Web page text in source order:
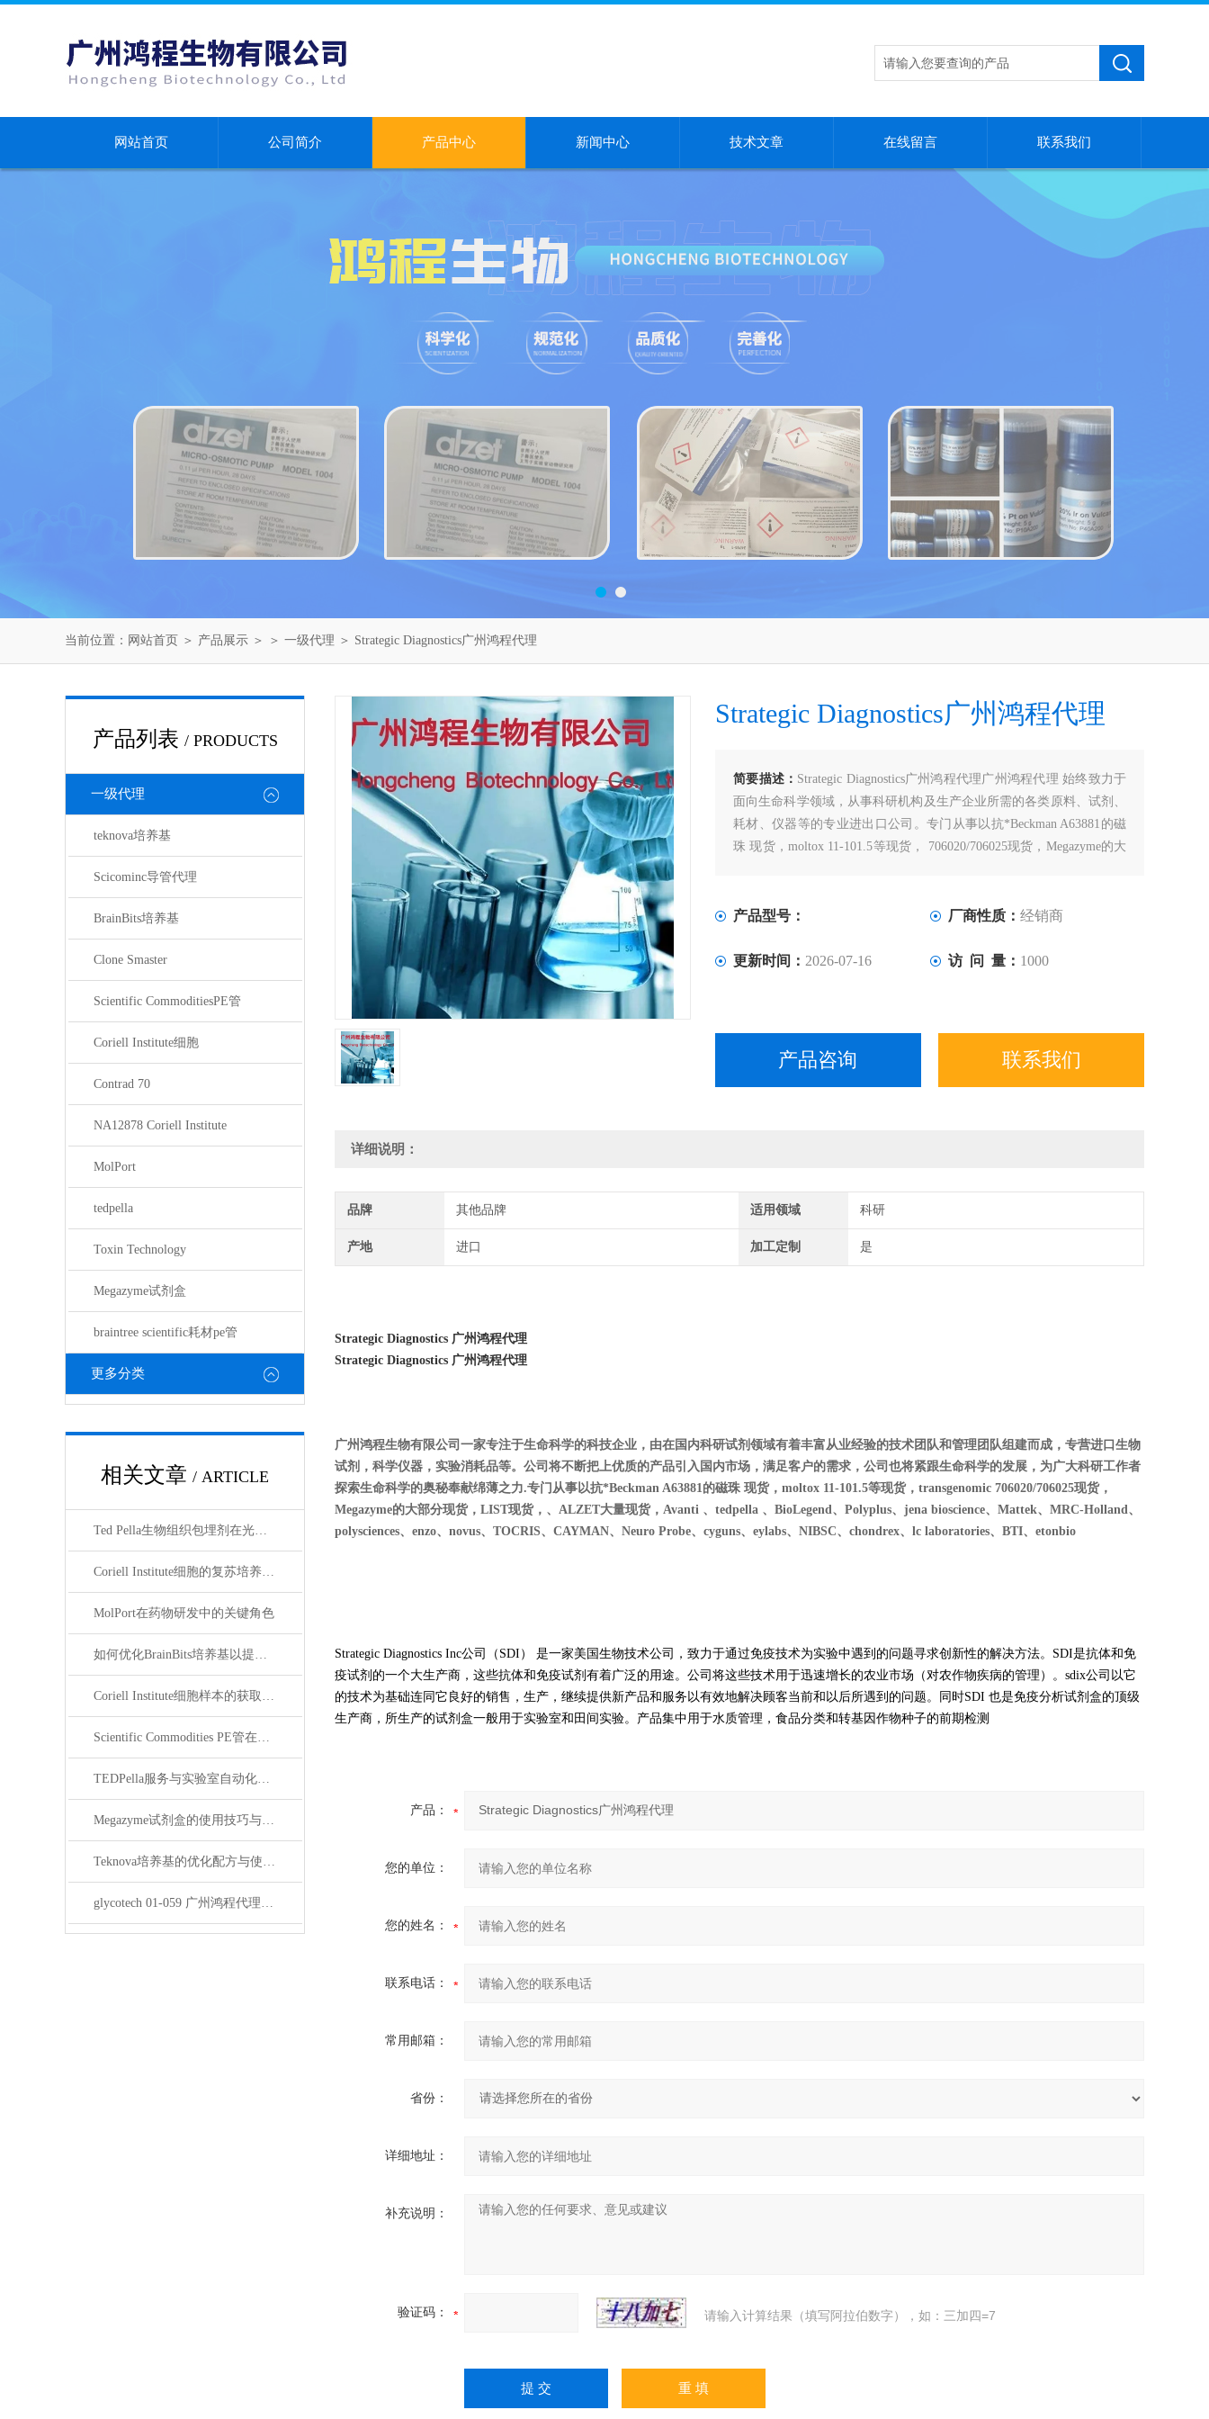
网站首页 公司简介 产品中心 新闻中心 技术文章 在线留言 联系我们
当前位置： 网站首页 ＞ 产品展示 ＞ ＞ 一级代理 ＞ Strategic Diagnostics广州鸿程代理
产品列表 / PRODUCTS
一级代理
teknova培养基
Scicominc导管代理
BrainBits培养基
Clone Smaster
Scientific CommoditiesPE管
Coriell Institute细胞
Contrad 70
NA12878 Coriell Institute
MolPort
tedpella
Toxin Technology
Megazyme试剂盒
braintree scientific耗材pe管
更多分类
相关文章 / ARTICLE
Ted Pella生物组织包埋剂在光镜与电镜联用技术中的应用
Coriell Institute细胞的复苏培养与质量控制规范
MolPort在药物研发中的关键角色
如何优化BrainBits培养基以提高实验效果？
Coriell Institute细胞样本的获取与应用指南
Scientific Commodities PE管在环保实验中的作用
TEDPella服务与实验室自动化设备的整合
Megazyme试剂盒的使用技巧与实验优化方法
Teknova培养基的优化配方与使用技巧
glycotech 01-059 广州鸿程代理：开启糖生物学研究新征程
Strategic Diagnostics广州鸿程代理
简要描述： Strategic Diagnostics广州鸿程代理广州鸿程代理 始终致力于
面向生命科学领域，从事科研机构及生产企业所需的各类原料、试剂、
耗材、仪器等的专业进出口公司。专门从事以抗*Beckman A63881的磁
珠 现货，moltox 11-101.5等现货， 706020/706025现货，Megazyme的大
产品型号： 厂商性质： 经销商
更新时间： 2026-07-16 访 问 量： 1000
产品咨询 联系我们
详细说明：
品牌 其他品牌 适用领域 科研
产地 进口 加工定制 是
Strategic Diagnostics 广州鸿程代理
Strategic Diagnostics 广州鸿程代理
广州鸿程生物有限公司一家专注于生命科学的科技企业，由在国内科研试剂领域有着丰富从业经验的技术团队和管理团队组建而成，专营进口生物
试剂，科学仪器，实验消耗品等。公司将不断把上优质的产品引入国内市场，满足客户的需求，公司也将紧跟生命科学的发展，为广大科研工作者
探索生命科学的奥秘奉献绵薄之力.专门从事以抗*Beckman A63881的磁珠 现货，moltox 11-101.5等现货，transgenomic 706020/706025现货，
Megazyme的大部分现货，LIST现货，、ALZET大量现货，Avanti 、tedpella 、BioLegend、Polyplus、jena bioscience、Mattek、MRC-Holland、
polysciences、enzo、novus、TOCRIS、CAYMAN、Neuro Probe、cyguns、eylabs、NIBSC、chondrex、lc laboratories、BTI、etonbio
Strategic Diagnostics Inc公司（SDI） 是一家美国生物技术公司，致力于通过免疫技术为实验中遇到的问题寻求创新性的解决方法。SDI是抗体和免
疫试剂的一个大生产商，这些抗体和免疫试剂有着广泛的用途。公司将这些技术用于迅速增长的农业市场（对农作物疾病的管理）。sdix公司以它
的技术为基础连同它良好的销售，生产，继续提供新产品和服务以有效地解决顾客当前和以后所遇到的问题。同时SDI 也是免疫分析试剂盒的顶级
生产商，所生产的试剂盒一般用于实验室和田间实验。产品集中用于水质管理，食品分类和转基因作物种子的前期检测
产品：
您的单位：
您的姓名：
联系电话：
常用邮箱：
省份：
详细地址：
补充说明：
验证码： 请输入计算结果（填写阿拉伯数字），如：三加四=7